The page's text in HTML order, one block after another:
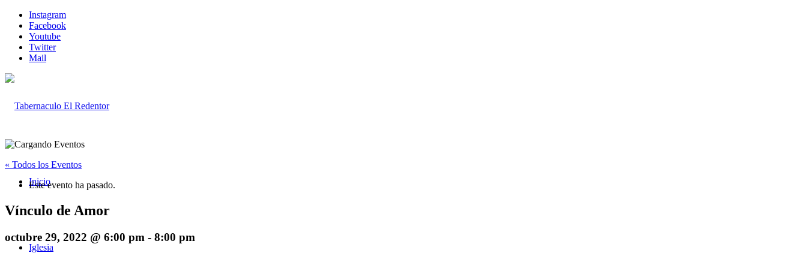
Instagram
Facebook
Youtube
Twitter
Mail
Inicio
Iglesia
« Todos los Eventos
Este evento ha pasado.
Vínculo de Amor
octubre 29, 2022 @ 6:00 pm - 8:00 pm